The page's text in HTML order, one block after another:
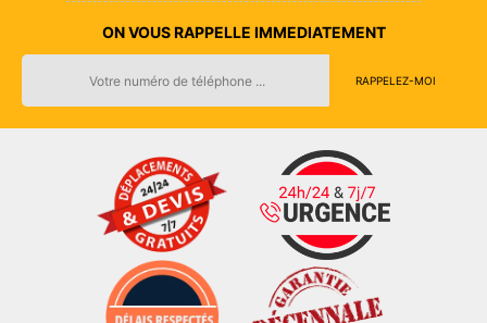
ON VOUS RAPPELLE IMMEDIATEMENT